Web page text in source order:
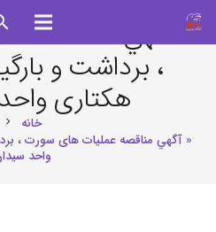
« آگهي مناقصه
هکتاری
خانه chevron_right
واحد